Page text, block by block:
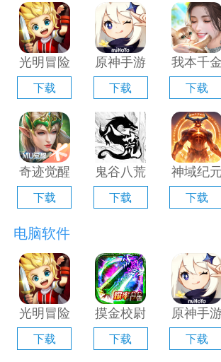
光明冒险
电脑版
「含模拟
器」
下载
原神手游
电脑版
「含模拟
器」
下载
我本千金
手游电
版「含
拟器」
下载
奇迹觉醒
电脑版
「含模拟
器」
下载
鬼谷八荒
手游电脑
版「含模
下载
神域纪元
电脑版
「含模
下载
电脑软件
光明冒险
电脑版
「含模拟
下载
摸金校尉
之伏魔殿
电脑版
下载
原神手
电脑版
「含模
下载